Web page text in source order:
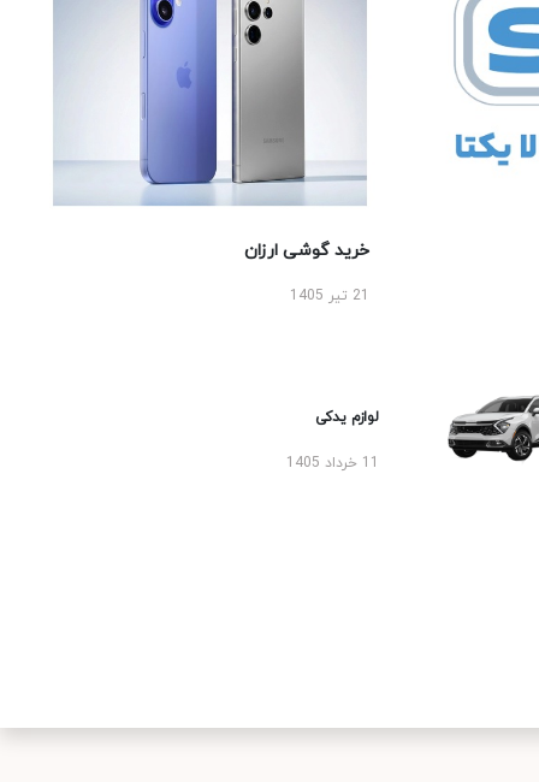
خرید گوشی ارزان
لوازم یدکی